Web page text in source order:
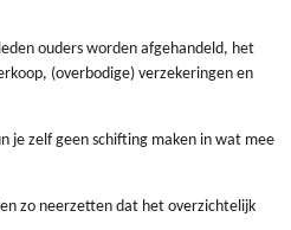
ouders worden afgehandeld, het
(overbodige) verzekeringen en
je zelf geen schifting maken in wat mee
zo neerzetten dat het overzichtelijk